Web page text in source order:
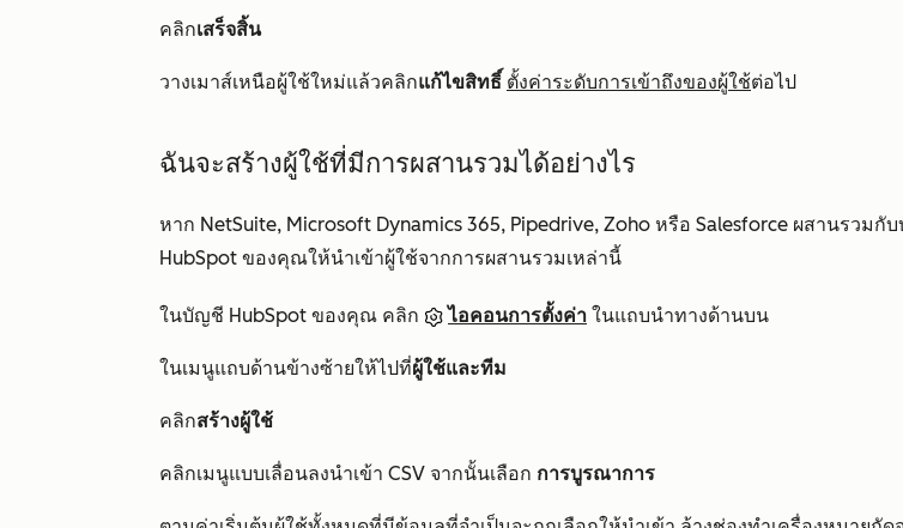
คลิกเสร็จสิ้น
วางเมาส์เหนือผู้ใช้ใหม่แล้วคลิกแก้ไขสิทธิ์ ตั้งค่าระดับการเข้าถึงของผู้ใช้ต่อไป
ฉันจะสร้างผู้ใช้ที่มีการผสานรวมได้อย่างไร
หาก NetSuite, Microsoft Dynamics 365, Pipedrive, Zoho หรือ Salesforce ผสานรวมกั
HubSpot ของคุณให้นำเข้าผู้ใช้จากการผสานรวมเหล่านี้
ในบัญชี HubSpot ของคุณ คลิก ไอคอนการตั้งค่า ในแถบนำทางด้านบน
ในเมนูแถบด้านข้างซ้ายให้ไปที่ผู้ใช้และทีม
คลิกสร้างผู้ใช้
คลิกเมนูแบบเลื่อนลงนำเข้า CSV จากนั้นเลือก การบูรณาการ